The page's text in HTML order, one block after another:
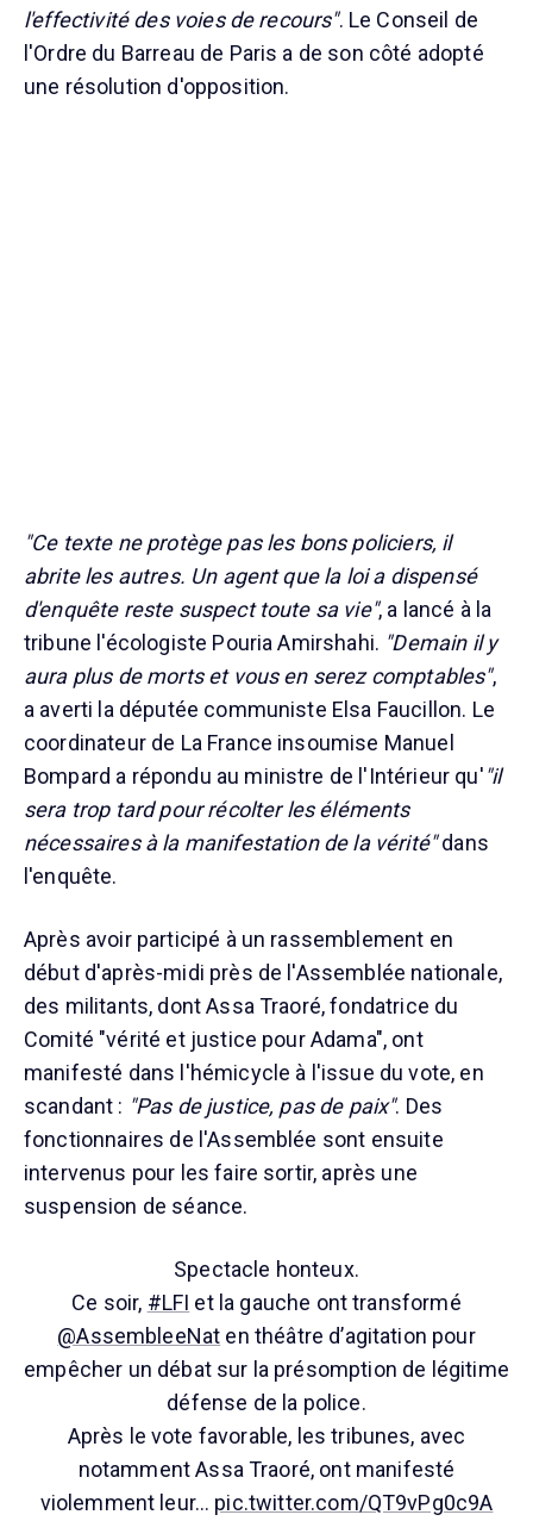
l'effectivité des voies de recours". Le Conseil de
l'Ordre du Barreau de Paris a de son côté adopté
une résolution d'opposition.
"Ce texte ne protège pas les bons policiers, il
abrite les autres. Un agent que la loi a dispensé
d'enquête reste suspect toute sa vie", a lancé à la
tribune l'écologiste Pouria Amirshahi. "Demain il y
aura plus de morts et vous en serez comptables",
a averti la députée communiste Elsa Faucillon. Le
coordinateur de La France insoumise Manuel
Bompard a répondu au ministre de l'Intérieur qu'"il
sera trop tard pour récolter les éléments
nécessaires à la manifestation de la vérité"dans
l'enquête.
Après avoir participé à un rassemblement en
début d'après-midi près de l'Assemblée nationale,
des militants, dont Assa Traoré, fondatrice du
Comité "vérité et justice pour Adama", ont
manifesté dans l'hémicycle à l'issue du vote, en
scandant : "Pas de justice, pas de paix". Des
fonctionnaires de l'Assemblée sont ensuite
intervenus pour les faire sortir, après une
suspension de séance.
Spectacle honteux.
Ce soir, #LFI et la gauche ont transformé
@AssembleeNat en théâtre d’agitation pour
empêcher un débat sur la présomption de légitime
défense de la police.
Après le vote favorable, les tribunes, avec
notamment Assa Traoré, ont manifesté
violemment leur… pic.twitter.com/QT9vPg0c9A